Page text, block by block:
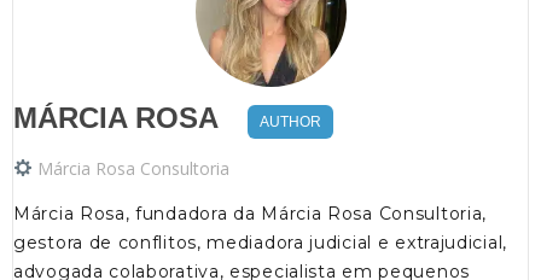
MÁRCIA ROSA AUTHOR
Márcia Rosa Consultoria
Márcia Rosa, fundadora da Márcia Rosa Consultoria,
gestora de conflitos, mediadora judicial e extrajudicial,
advogada colaborativa, especialista em pequenos